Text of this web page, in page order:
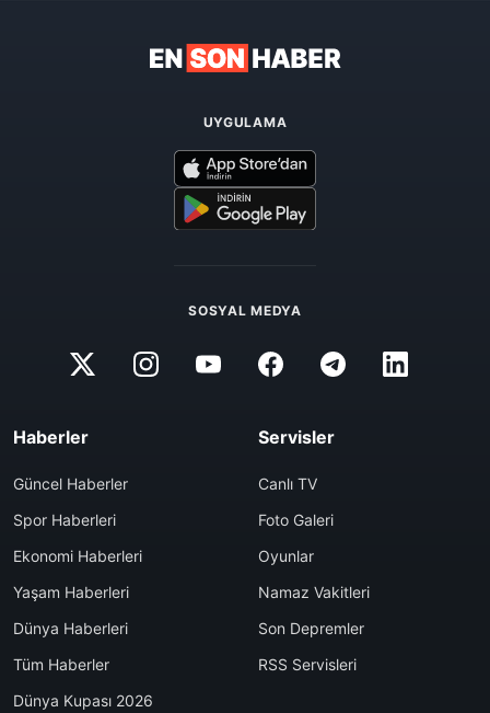
UYGULAMA
SOSYAL MEDYA
Haberler
Güncel Haberler
Spor Haberleri
Ekonomi Haberleri
Yaşam Haberleri
Dünya Haberleri
Tüm Haberler
Dünya Kupası 2026
Servisler
Canlı TV
Foto Galeri
Oyunlar
Namaz Vakitleri
Son Depremler
RSS Servisleri